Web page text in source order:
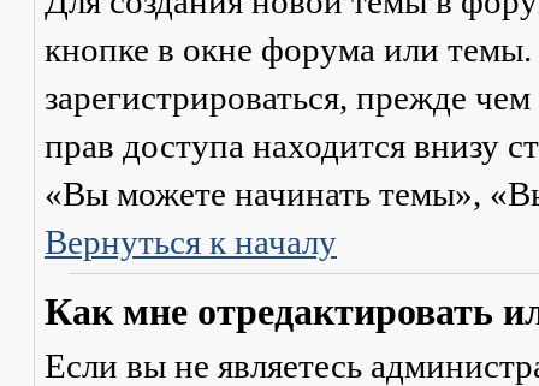
кнопке в окне форума или
зарегистрироваться, прежде
прав доступа находится внизу
«Вы можете начинать темы»,
Вернуться к началу
Как мне отредактировать
Если вы не являетесь